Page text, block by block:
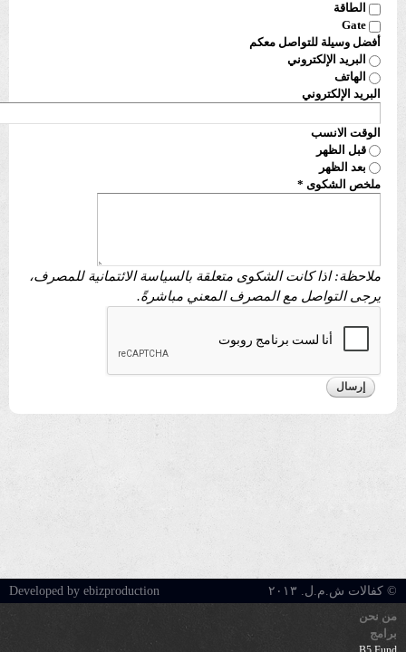
الطاقة
Gate
أفضل وسيلة للتواصل معكم
البريد الإلكتروني
الهاتف
البريد الإلكتروني
الوقت الانسب
قبل الظهر
بعد الظهر
ملخص الشكوى *
ملاحظة: اذا كانت الشكوى متعلقة بالسياسة الائتمانية للمصرف،
يرجى التواصل مع المصرف المعني مباشرةً.
© كفالات ش.م.ل. ٢٠١٣
Developed by ebizproduction
من نحن
برامج